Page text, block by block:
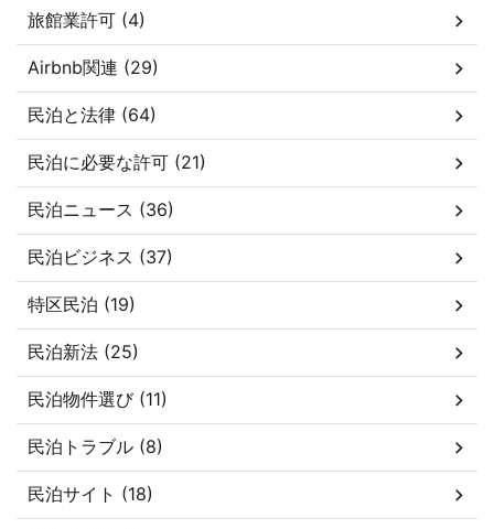
旅館業許可 (4)
Airbnb関連 (29)
民泊と法律 (64)
民泊に必要な許可 (21)
民泊ニュース (36)
民泊ビジネス (37)
特区民泊 (19)
民泊新法 (25)
民泊物件選び (11)
民泊トラブル (8)
民泊サイト (18)